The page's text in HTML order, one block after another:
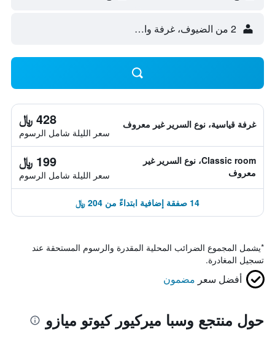
2 من الضيوف، غرفة واحدة
غرفة قياسية، نوع السرير غير معروف 428 ﷼
سعر الليلة شامل الرسوم
Classic room، نوع السرير غير
معروف
199 ﷼
سعر الليلة شامل الرسوم
14 صفقة إضافية ابتداءً من 204 ﷼
*يشمل المجموع الضرائب المحلية المقدرة والرسوم المستحقة عند
تسجيل المغادرة.
أفضل سعر مضمون
حول منتجع وسبا ميركيور كيوتو ميازو